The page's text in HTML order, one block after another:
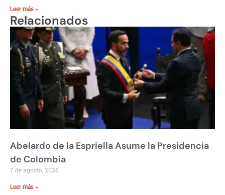
Leer más »
Relacionados
Abelardo de la Espriella Asume la Presidencia
de Colombia
7 de agosto, 2026
Leer más »